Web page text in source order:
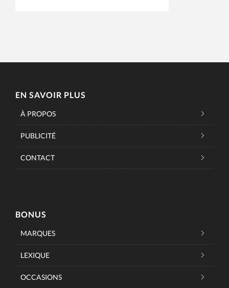
EN SAVOIR PLUS
À PROPOS
PUBLICITÉ
CONTACT
BONUS
MARQUES
LEXIQUE
OCCASIONS